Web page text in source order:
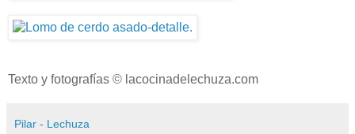
Texto y fotografías © lacocinadelechuza.com
Pilar - Lechuza